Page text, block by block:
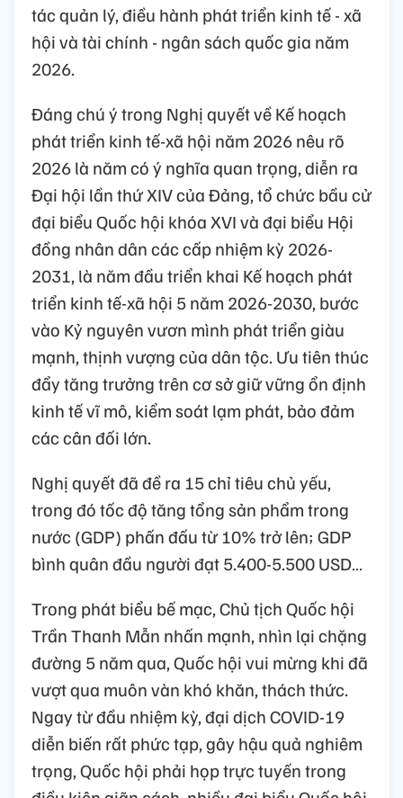
tác quản lý, điều hành phát triển kinh tế - xã
hội và tài chính - ngân sách quốc gia năm
2026.
Đáng chú ý trong Nghị quyết về Kế hoạch
phát triển kinh tế-xã hội năm 2026 nêu rõ
2026 là năm có ý nghĩa quan trọng, diễn ra
Đại hội lần thứ XIV của Đảng, tổ chức bầu cử
đại biểu Quốc hội khóa XVI và đại biểu Hội
đồng nhân dân các cấp nhiệm kỳ 2026-
2031, là năm đầu triển khai Kế hoạch phát
triển kinh tế-xã hội 5 năm 2026-2030, bước
vào Kỷ nguyên vươn mình phát triển giàu
mạnh, thịnh vượng của dân tộc. Ưu tiên thúc
đẩy tăng trưởng trên cơ sở giữ vững ổn định
kinh tế vĩ mô, kiểm soát lạm phát, bảo đảm
các cân đối lớn.
Nghị quyết đã đề ra 15 chỉ tiêu chủ yếu,
trong đó tốc độ tăng tổng sản phẩm trong
nước (GDP) phấn đấu từ 10% trở lên; GDP
bình quân đầu người đạt 5.400-5.500 USD…
Trong phát biểu bế mạc, Chủ tịch Quốc hội
Trần Thanh Mẫn nhấn mạnh, nhìn lại chặng
đường 5 năm qua, Quốc hội vui mừng khi đã
vượt qua muôn vàn khó khăn, thách thức.
Ngay từ đầu nhiệm kỳ, đại dịch COVID-19
diễn biến rất phức tạp, gây hậu quả nghiêm
trọng, Quốc hội phải họp trực tuyến trong